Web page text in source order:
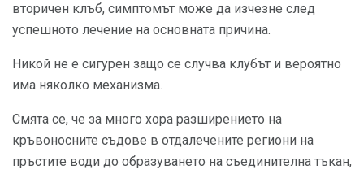
вторичен клъб, симптомът може да изчезне след
успешното лечение на основната причина.
Никой не е сигурен защо се случва клубът и вероятно
има няколко механизма.
Смята се, че за много хора разширението на
кръвоносните съдове в отдалечените региони на
пръстите води до образуването на съединителна тъкан,